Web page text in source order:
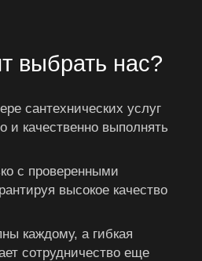
выбрать нас?
сантехнических услуг
и качественно выполнять
с проверенными
высокое качество
каждому, а гибкая
сотрудничество еще